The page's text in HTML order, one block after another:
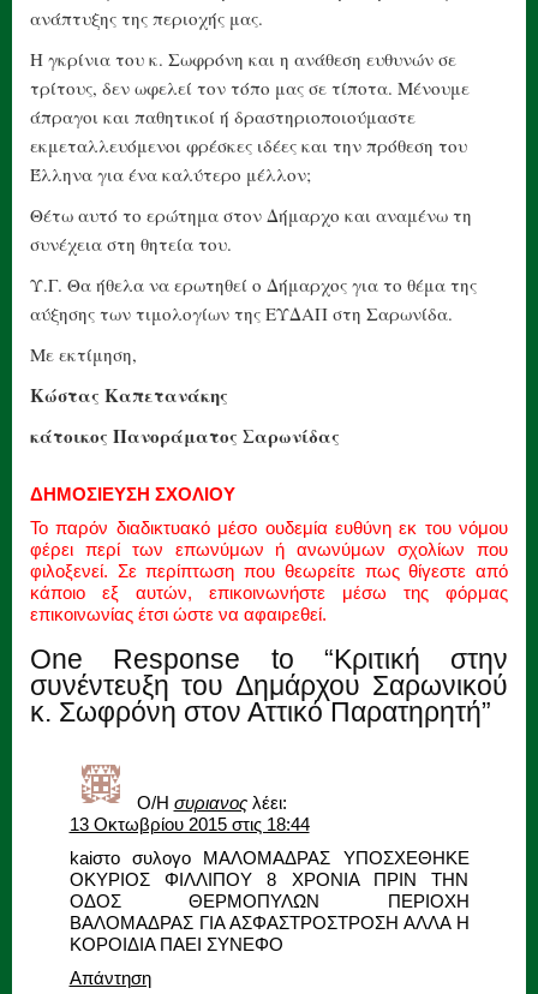
ανάπτυξης της περιοχής μας.
Η γκρίνια του κ. Σωφρόνη και η ανάθεση ευθυνών σε
τρίτους, δεν ωφελεί τον τόπο μας σε τίποτα. Μένουμε
άπραγοι και παθητικοί ή δραστηριοποιούμαστε
εκμεταλλευόμενοι φρέσκες ιδέες και την πρόθεση του
Έλληνα για ένα καλύτερο μέλλον;
Θέτω αυτό το ερώτημα στον Δήμαρχο και αναμένω τη
συνέχεια στη θητεία του.
Υ.Γ. Θα ήθελα να ερωτηθεί ο Δήμαρχος για το θέμα της
αύξησης των τιμολογίων της ΕΥΔΑΠ στη Σαρωνίδα.
Με εκτίμηση,
Κώστας Καπετανάκης
κάτοικος Πανοράματος Σαρωνίδας
ΔΗΜΟΣΙΕΥΣΗ ΣΧΟΛΙΟΥ
Το παρόν διαδικτυακό μέσο ουδεμία ευθύνη εκ του νόμου
φέρει περί των επωνύμων ή ανωνύμων σχολίων που
φιλοξενεί. Σε περίπτωση που θεωρείτε πως θίγεστε από
κάποιο εξ αυτών, επικοινωνήστε μέσω της φόρμας
επικοινωνίας έτσι ώστε να αφαιρεθεί.
One Response to “Κριτική στην
συνέντευξη του Δημάρχου Σαρωνικού
κ. Σωφρόνη στον Αττικό Παρατηρητή”
Ο/Η συριανος λέει:
13 Οκτωβρίου 2015 στις 18:44
kaiστο συλογο ΜΑΛΟΜΑΔΡΑΣ ΥΠΟΣΧΕΘΗΚΕ
ΟΚΥΡΙΟΣ ΦΙΛΛΙΠΟΥ 8 ΧΡΟΝΙΑ ΠΡΙΝ ΤΗΝ
ΟΔΟΣ ΘΕΡΜΟΠΥΛΩΝ ΠΕΡΙΟΧΗ
ΒΑΛΟΜΑΔΡΑΣ ΓΙΑ ΑΣΦΑΣΤΡΟΣΤΡΟΣΗ ΑΛΛΑ Η
ΚΟΡΟΙΔΙΑ ΠΑΕΙ ΣΥΝΕΦΟ
Απάντηση